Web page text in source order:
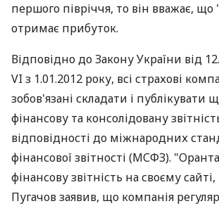
першого півріччя, то він вважає,
отримає прибуток.
Відповідно до Закону України від
VI з 1.01.2012 року, всі страхові
зобов'язані складати і публікувати
фінансову та консолідовану
відповідності до міжнародних
фінансової звітності (МСФЗ).
фінансову звітність на своєму
Пугачов заявив, що компанія